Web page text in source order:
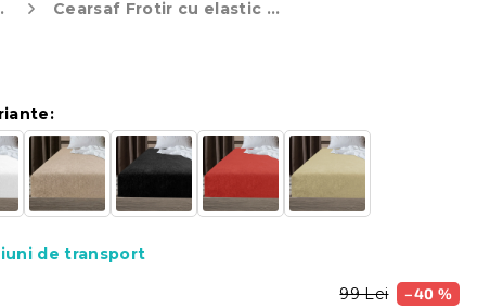
x 200 cm Cearsaf Frotir cu elastic EXCLUSIVE 160 x 200 cm galben
99 Lei –40 %
de transport